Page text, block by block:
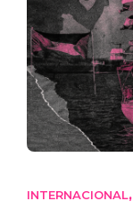
INTERNACIONAL,